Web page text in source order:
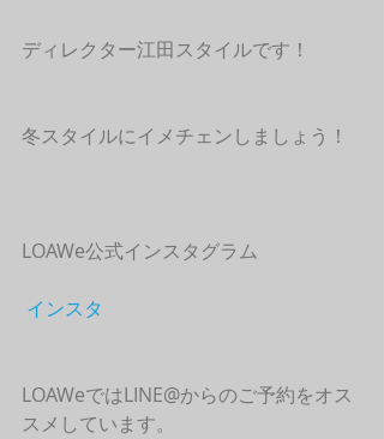
ディレクター江田スタイルです！
冬スタイルにイメチェンしましょう！
LOAWe公式インスタグラム
インスタ
LOAWeではLINE@からのご予約をオス
スメしています。